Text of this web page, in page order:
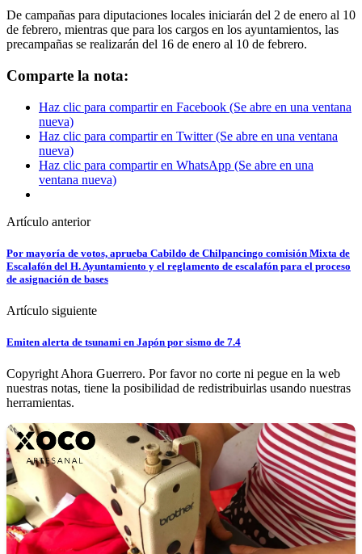
De campañas para diputaciones locales iniciarán del 2 de enero al 10
de febrero, mientras que para los cargos en los ayuntamientos, las
precampañas se realizarán del 16 de enero al 10 de febrero.
Comparte la nota:
Haz clic para compartir en Facebook (Se abre en una ventana
nueva)
Haz clic para compartir en Twitter (Se abre en una ventana
nueva)
Haz clic para compartir en WhatsApp (Se abre en una
ventana nueva)
Artículo anterior
Por mayoría de votos, aprueba Cabildo de Chilpancingo comisión Mixta de
Escalafón del H. Ayuntamiento y el reglamento de escalafón para el proceso
de asignación de bases
Artículo siguiente
Emiten alerta de tsunami en Japón por sismo de 7.4
Copyright Ahora Guerrero. Por favor no corte ni pegue en la web
nuestras notas, tiene la posibilidad de redistribuirlas usando nuestras
herramientas.